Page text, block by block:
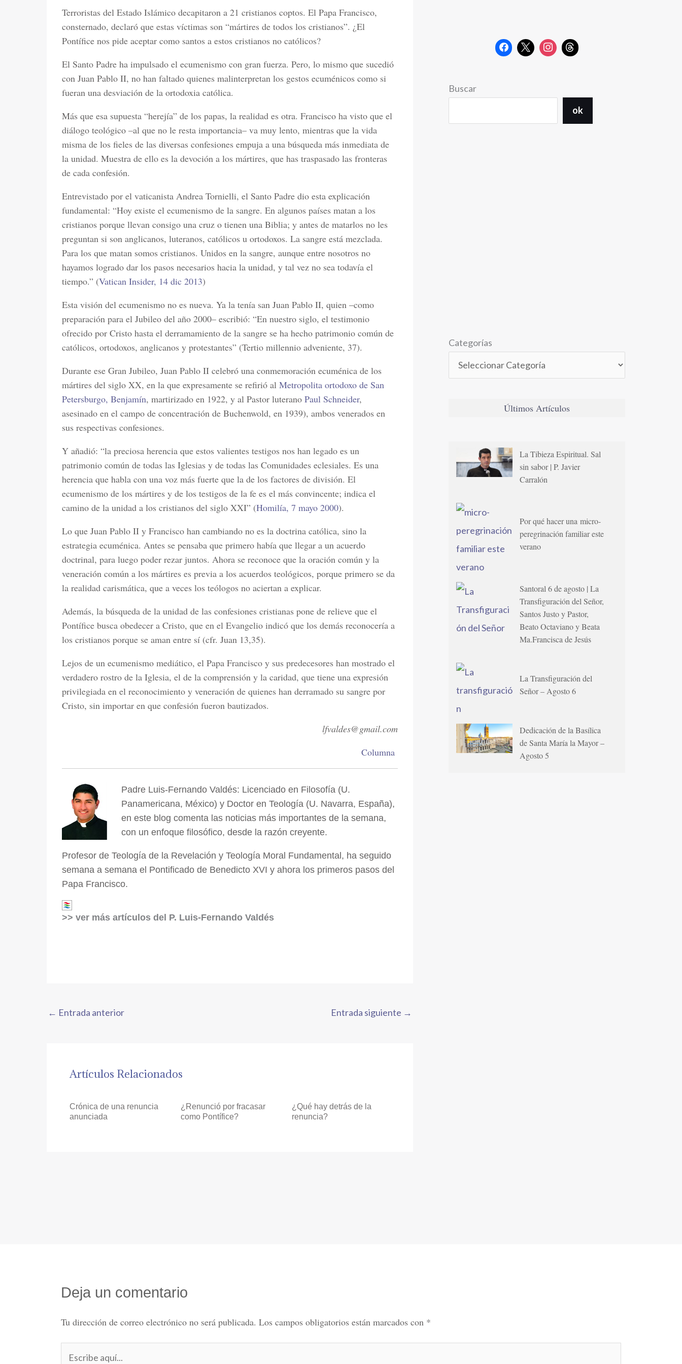
Terroristas del Estado Islámico decapitaron a 21 cristianos coptos. El Papa Francisco,
consternado, declaró que estas víctimas son “mártires de todos los cristianos”. ¿El
Pontífice nos pide aceptar como santos a estos cristianos no católicos?
El Santo Padre ha impulsado el ecumenismo con gran fuerza. Pero, lo mismo que sucedió
con Juan Pablo II, no han faltado quienes malinterpretan los gestos ecuménicos como si
fueran una desviación de la ortodoxia católica.
Más que esa supuesta “herejía” de los papas, la realidad es otra. Francisco ha visto que el
diálogo teológico –al que no le resta importancia– va muy lento, mientras que la vida
misma de los fieles de las diversas confesiones empuja a una búsqueda más inmediata de
la unidad. Muestra de ello es la devoción a los mártires, que has traspasado las fronteras
de cada confesión.
Entrevistado por el vaticanista Andrea Tornielli, el Santo Padre dio esta explicación
fundamental: “Hoy existe el ecumenismo de la sangre. En algunos países matan a los
cristianos porque llevan consigo una cruz o tienen una Biblia; y antes de matarlos no les
preguntan si son anglicanos, luteranos, católicos u ortodoxos. La sangre está mezclada.
Para los que matan somos cristianos. Unidos en la sangre, aunque entre nosotros no
hayamos logrado dar los pasos necesarios hacia la unidad, y tal vez no sea todavía el
tiempo.” (Vatican Insider, 14 dic 2013)
Esta visión del ecumenismo no es nueva. Ya la tenía san Juan Pablo II, quien –como
preparación para el Jubileo del año 2000– escribió: “En nuestro siglo, el testimonio
ofrecido por Cristo hasta el derramamiento de la sangre se ha hecho patrimonio común de
católicos, ortodoxos, anglicanos y protestantes” (Tertio millennio adveniente, 37).
Durante ese Gran Jubileo, Juan Pablo II celebró una conmemoración ecuménica de los
mártires del siglo XX, en la que expresamente se refirió al Metropolita ortodoxo de San
Petersburgo, Benjamín, martirizado en 1922, y al Pastor luterano Paul Schneider,
asesinado en el campo de concentración de Buchenwold, en 1939), ambos venerados en
sus respectivas confesiones.
Y añadió: “la preciosa herencia que estos valientes testigos nos han legado es un
patrimonio común de todas las Iglesias y de todas las Comunidades eclesiales. Es una
herencia que habla con una voz más fuerte que la de los factores de división. El
ecumenismo de los mártires y de los testigos de la fe es el más convincente; indica el
camino de la unidad a los cristianos del siglo XXI” (Homilía, 7 mayo 2000).
Lo que Juan Pablo II y Francisco han cambiando no es la doctrina católica, sino la
estrategia ecuménica. Antes se pensaba que primero había que llegar a un acuerdo
doctrinal, para luego poder rezar juntos. Ahora se reconoce que la oración común y la
veneración común a los mártires es previa a los acuerdos teológicos, porque primero se da
la realidad carismática, que a veces los teólogos no aciertan a explicar.
Además, la búsqueda de la unidad de las confesiones cristianas pone de relieve que el
Pontífice busca obedecer a Cristo, que en el Evangelio indicó que los demás reconocería a
los cristianos porque se aman entre sí (cfr. Juan 13,35).
Lejos de un ecumenismo mediático, el Papa Francisco y sus predecesores han mostrado el
verdadero rostro de la Iglesia, el de la comprensión y la caridad, que tiene una expresión
privilegiada en el reconocimiento y veneración de quienes han derramado su sangre por
Cristo, sin importar en que confesión fueron bautizados.
lfvaldes@gmail.com
Columna
Padre Luis-Fernando Valdés: Licenciado en Filosofía (U.
Panamericana, México) y Doctor en Teología (U. Navarra, España),
en este blog comenta las noticias más importantes de la semana,
con un enfoque filosófico, desde la razón creyente.
Profesor de Teología de la Revelación y Teología Moral Fundamental, ha seguido
semana a semana el Pontificado de Benedicto XVI y ahora los primeros pasos del
Papa Francisco.
>> ver más artículos del P. Luis-Fernando Valdés
← Entrada anterior Entrada siguiente →
Artículos Relacionados
Crónica de una renuncia
anunciada
¿Renunció por fracasar
como Pontífice?
¿Qué hay detrás de la
renuncia?
Buscar
ok
Categorías
Últimos Artículos
La Tibieza Espiritual. Sal
sin sabor | P. Javier
Carralón
Por qué hacer una micro-
peregrinación familiar este
verano
Santoral 6 de agosto | La
Transfiguración del Señor,
Santos Justo y Pastor,
Beato Octaviano y Beata
Ma.Francisca de Jesús
La Transfiguración del
Señor – Agosto 6
Dedicación de la Basílica
de Santa María la Mayor –
Agosto 5
Deja un comentario
Tu dirección de correo electrónico no será publicada. Los campos obligatorios están marcados con *